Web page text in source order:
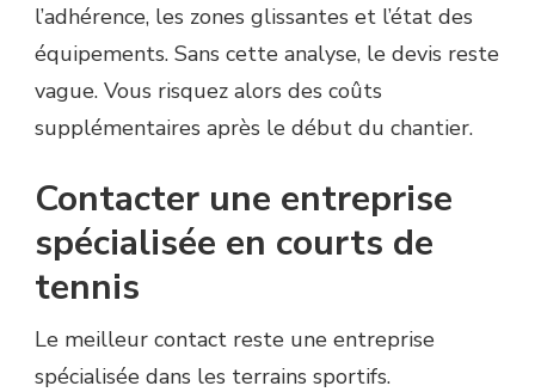
l’adhérence, les zones glissantes et l’état des
équipements. Sans cette analyse, le devis reste
vague. Vous risquez alors des coûts
supplémentaires après le début du chantier.
Contacter une entreprise
spécialisée en courts de
tennis
Le meilleur contact reste une entreprise
spécialisée dans les terrains sportifs.